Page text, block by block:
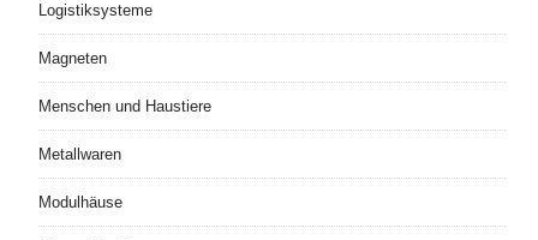
Logistiksysteme
Magneten
Menschen und Haustiere
Metallwaren
Modulhäuse